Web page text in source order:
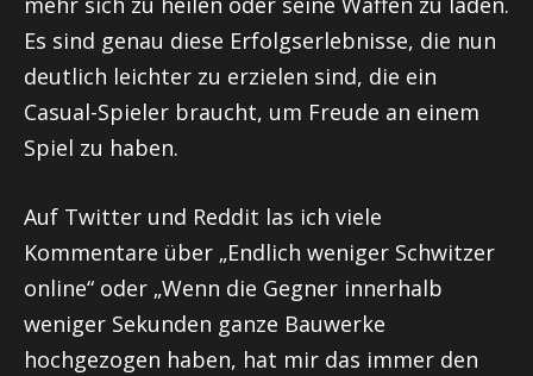
Es sind genau diese Erfolgserlebnisse, die nun
deutlich leichter zu erzielen sind, die ein
Casual-Spieler braucht, um Freude an einem
Spiel zu haben.
Auf Twitter und Reddit las ich viele
Kommentare über „Endlich weniger Schwitzer
online“ oder „Wenn die Gegner innerhalb
weniger Sekunden ganze Bauwerke
hochgezogen haben, hat mir das immer den